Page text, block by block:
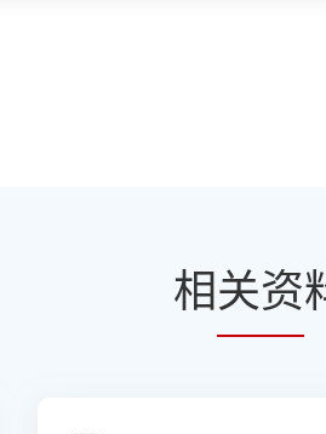
相关资